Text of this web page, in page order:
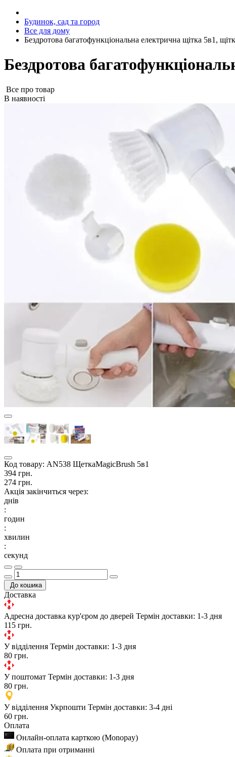
Будинок, сад та город
Все для дому
Бездротова багатофункціональна електрична щітка 5в1,
Бездротова
Все про товар
В наявності
Код товару: AN538 ЩеткаMagicBrush 5в1
394 грн.
274 грн.
Акція закінчиться через:
днів
:
годин
:
хвилин
:
секунд
До кошика
Доставка
Адресна доставка кур'єром до дверей Термін доставки: 1-3 дня
115 грн.
У відділення Термін доставки: 1-3 дня
80 грн.
У поштомат Термін доставки: 1-3 дня
80 грн.
У відділення Укрпошти Термін доставки: 3-4 дні
60 грн.
Оплата
Онлайн-оплата карткою (Monopay)
Оплата при отриманні